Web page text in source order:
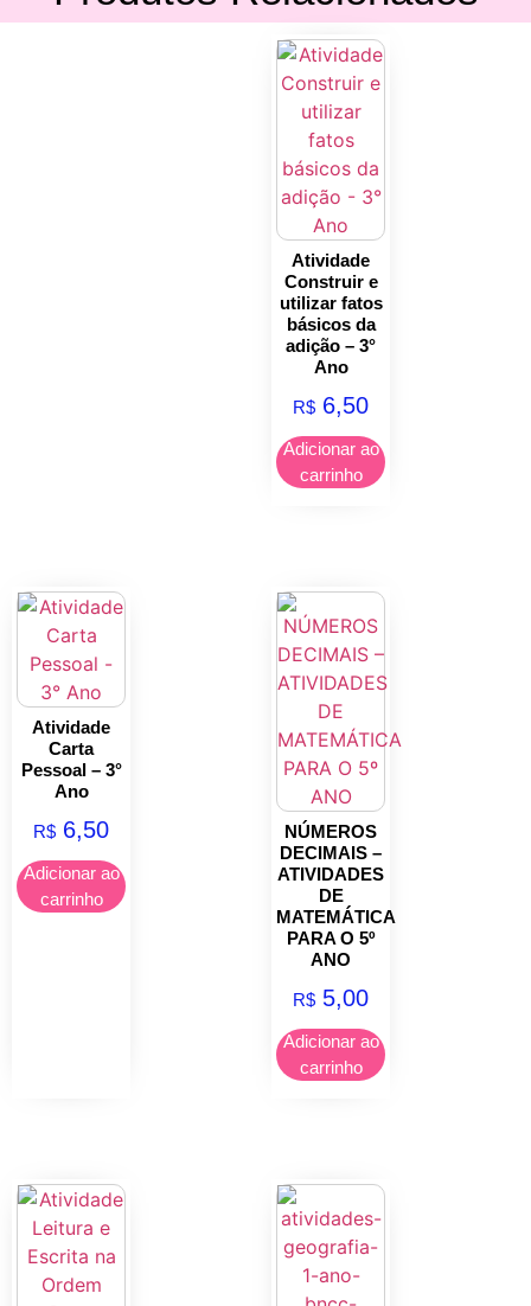
Atividade
Construir e
utilizar fatos
básicos da
adição – 3°
Ano
R$ 6,50
Adicionar ao
carrinho
Atividade
Carta
Pessoal – 3°
Ano
R$ 6,50
Adicionar ao
carrinho
NÚMEROS
DECIMAIS –
ATIVIDADES
DE
MATEMÁTICA
PARA O 5º
ANO
R$ 5,00
Adicionar ao
carrinho